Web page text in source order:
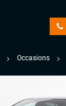
Occasions